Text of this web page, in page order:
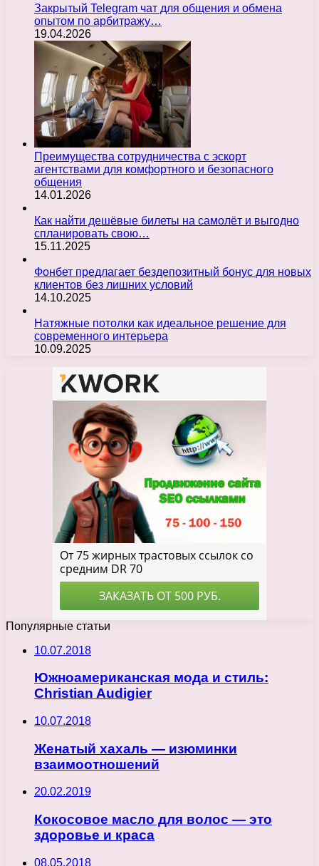
Закрытый Telegram чат для общения и обмена
опытом по арбитражу…
19.04.2026
Преимущества сотрудничества с эскорт
агентствами для комфортного и безопасного
общения
14.01.2026
Как найти дешёвые билеты на самолёт и выгодно
спланировать свою…
15.11.2025
Фонбет предлагает бездепозитный бонус для новых
клиентов без лишних условий
14.10.2025
Натяжные потолки как идеальное решение для
современного интерьера
10.09.2025
Популярные статьи
10.07.2018
Южноамериканская мода и стиль:
Christian Audigier
10.07.2018
Женатый хахаль — изюминки
взаимоотношений
20.02.2019
Кокосовое масло для волос — это
здоровье и краса
08.05.2018